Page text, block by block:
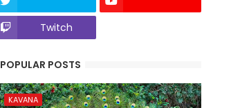
Twitch
POPULAR POSTS
KAVANA